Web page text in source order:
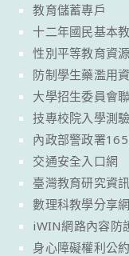
教育儲蓄專戶
十二年國民基本
性別平等教育資
防制學生藥濫用
大學招生委員會
技專校院入學測
內政部警政署
交通安全入口網
臺灣教育研究資
數理科教學分享網
iWIN網路內容防
身心障礙權利公